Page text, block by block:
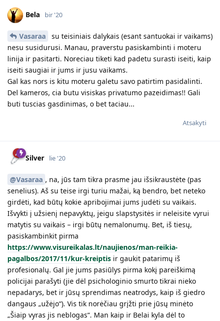
Bela bir '20
Vasaraa
su teisiniais dalykais (esant santuokai ir vaikams)
nesu susidurusi. Manau, praverstu pasiskambinti i moteru
linija ir pasitarti. Noreciau tiketi kad padetu surasti iseiti, kaip
iseiti saugiai ir jums ir jusu vaikams.
Gal kas nors is kitu moteru galetu savo patirtim pasidalinti.
Del kameros, cia butu visiskas privatumo pazeidimas!! Gali
buti tuscias gasdinimas, o bet taciau...
Atsakyti
Silver lie '20
@Vasaraa , na, jūs tam tikra prasme jau išsikraustėte (pas
senelius). Aš su teise irgi turiu mažai, ką bendro, bet neteko
girdėti, kad būtų kokie apribojimai jums judėti su vaikais.
Išvykti į užsienį nepavyktų, jeigu slapstysitės ir neleisite vyrui
matytis su vaikais – irgi būtų nemalonumų. Bet, iš tiesų,
pasiskambinkit pirma
https://www.visureikalas.lt/naujienos/man-reikia-
pagalbos/2017/11/kur-kreiptis ir gaukit patarimų iš
profesionalų. Gal jie jums pasiūlys pirma kokį pareiškimą
policijai parašyti (jie dėl psichologinio smurto tikrai nieko
nepadarys, bet ir jūsų sprendimas neatrodys, kaip iš giedro
dangaus „užėjo“). Vis tik norėčiau grįžti prie jūsų minėto
„Šiaip vyras jis neblogas“. Man kaip ir Belai kyla dėl to